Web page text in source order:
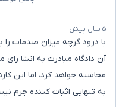
۵ سال پیش
با درود گرچه میزان صدمات را
آن دادگاه مبادرت به انشا رای
محاسبه خواهد کرد، اما این
به تنهایی اثبات کننده جرم